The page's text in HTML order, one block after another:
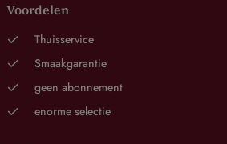
Voordelen
Thuisservice
Smaakgarantie
geen abonnement
enorme selectie